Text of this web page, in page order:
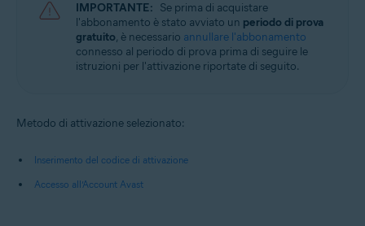
IMPORTANTE: Se prima di acquistare
l'abbonamento è stato avviato un periodo di prova
gratuito, è necessario annullare l'abbonamento
connesso al periodo di prova prima di seguire le
istruzioni per l'attivazione riportate di seguito.
Metodo di attivazione selezionato:
Inserimento del codice di attivazione
Accesso all’Account Avast